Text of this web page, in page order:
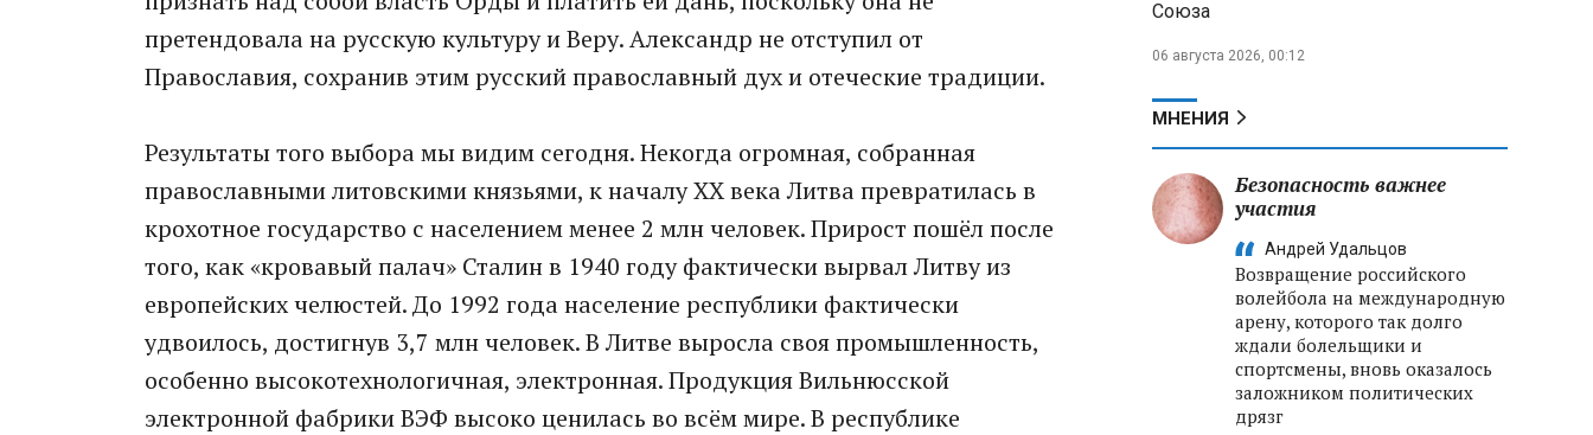
претендовала на русскую культуру и Веру. Александр не отступил от
Православия, сохранив этим русский православный дух и отеческие традиции.
Результаты того выбора мы видим сегодня. Некогда огромная, собранная
православными литовскими князьями, к началу XX века Литва превратилась в
крохотное государство с населением менее 2 млн человек. Прирост пошёл после
того, как «кровавый палач» Сталин в 1940 году фактически вырвал Литву из
европейских челюстей. До 1992 года население республики фактически
удвоилось, достигнув 3,7 млн человек. В Литве выросла своя промышленность,
особенно высокотехнологичная, электронная. Продукция Вильнюсской
электронной фабрики ВЭФ высоко ценилась во всём мире. В республике
Независимые АЗС начнут
усиливают сотрудничество по
реализации Целей устойчивого
развития
Минобороны РФ:
Освобождены Зарница и
Рыжевка
Союза
06 августа 2026, 00:12
МНЕНИЯ
Безопасность важнее
участия
Андрей Удальцов
Возвращение российского
волейбола на международную
арену, которого так долго
ждали болельщики и
спортсмены, вновь оказалось
заложником политических
дрязг